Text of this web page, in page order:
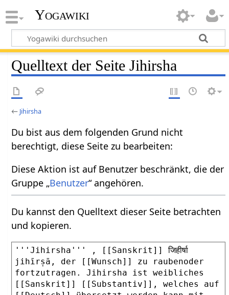
Yogawiki
Quelltext der Seite Jihirsha
← Jihirsha
Du bist aus dem folgenden Grund nicht
berechtigt, diese Seite zu bearbeiten:
Diese Aktion ist auf Benutzer beschränkt, die der
Gruppe „Benutzer“ angehören.
Du kannst den Quelltext dieser Seite betrachten
und kopieren.